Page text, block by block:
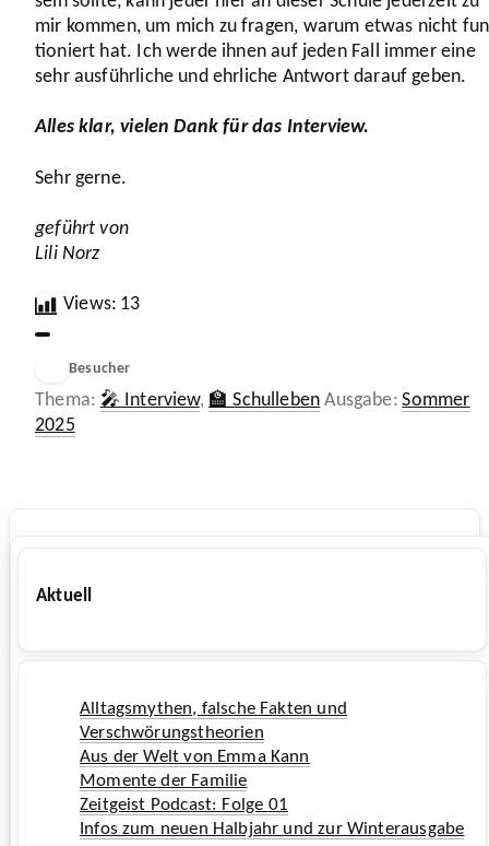
mir kommen, um mich zu fragen, warum etwas nicht
tio­niert hat. Ich werde ihnen auf jeden Fall immer eine
sehr ausführ­liche und ehrliche Antwort darauf geben.
Alles klar, vielen Dank für das Interview.
Sehr gerne.
geführt von
Lili Norz
Views: 13
Besucher
Kategorien
🎤 Interview, 🏫 Schulleben
Sommer
2025
Aktuell
Alltagsmythen, falsche Fakten und
Verschwörungstheorien
Aus der Welt von Emma Kann
Momente der Familie
Zeitgeist Podcast: Folge 01
Infos zum neuen Halbjahr und zur Winterausgabe